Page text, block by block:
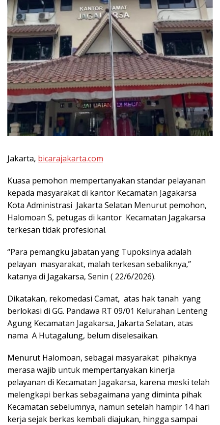
Jakarta, bicarajakarta.com
Kuasa pemohon mempertanyakan standar pelayanan
kepada masyarakat di kantor Kecamatan Jagakarsa
Kota Administrasi Jakarta Selatan Menurut pemohon,
Halomoan S, petugas di kantor Kecamatan Jagakarsa
terkesan tidak profesional.
“Para pemangku jabatan yang Tupoksinya adalah
pelayan masyarakat, malah terkesan sebaliknya,”
katanya di Jagakarsa, Senin ( 22/6/2026).
Dikatakan, rekomedasi Camat, atas hak tanah yang
berlokasi di GG. Pandawa RT 09/01 Kelurahan Lenteng
Agung Kecamatan Jagakarsa, Jakarta Selatan, atas
nama A Hutagalung, belum diselesaikan.
Menurut Halomoan, sebagai masyarakat pihaknya
merasa wajib untuk mempertanyakan kinerja
pelayanan di Kecamatan Jagakarsa, karena meski telah
melengkapi berkas sebagaimana yang diminta pihak
Kecamatan sebelumnya, namun setelah hampir 14 hari
kerja sejak berkas kembali diajukan, hingga sampai